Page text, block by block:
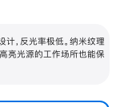
，反光率极低。纳米纹理
亮光源的工作场所也能保